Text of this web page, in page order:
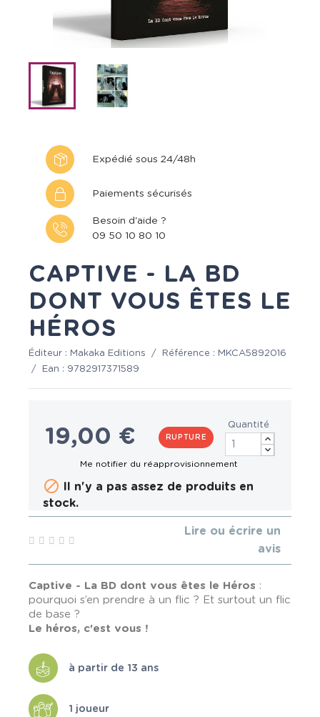
Expédié sous 24/48h
Paiements sécurisés
Besoin d'aide ?
09 50 10 80 10
CAPTIVE - LA BD
DONT VOUS ÊTES LE
HÉROS
Éditeur : Makaka Editions / Référence : MKCA5892016
/
Ean : 9782917371589
19,00 € RUPTURE
Quantité
 Il n'y a pas assez de produits en
stock.
Lire ou écrire un
avis
Captive - La BD dont vous êtes le Héros :
pourquoi s’en prendre à un flic ? Et surtout un flic
de base ?
Le héros, c'est vous !
à partir de 13 ans
1 joueur